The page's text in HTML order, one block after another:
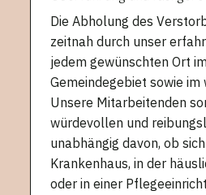
Die Abholung des
zeitnah durch unser
jedem gewünschten Ort
Gemeindegebiet sowie
Unsere Mitarbeitenden
würdevollen und
unabhängig davon, ob
Krankenhaus, in der
oder in einer